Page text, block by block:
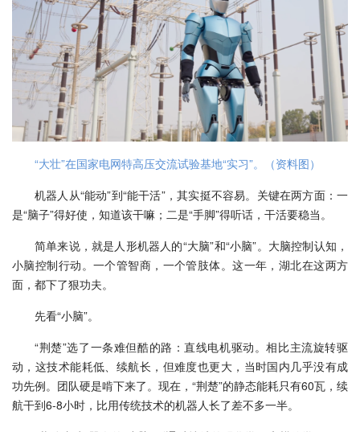
“大壮”在国家电网特高压交流试验基地“实习”。（资料图）
机器人从“能动”到“能干活”，其实挺不容易。关键在两方面：一
是“脑子”得好使，知道该干嘛；二是“手脚”得听话，干活要稳当。
简单来说，就是人形机器人的“大脑”和“小脑”。大脑控制认知，
小脑控制行动。一个管智商，一个管肢体。这一年，湖北在这两方
面，都下了狠功夫。
先看“小脑”。
“荆楚”选了一条难但酷的路：直线电机驱动。相比主流旋转驱
动，这技术能耗低、续航长，但难度也更大，当时国内几乎没有成
功先例。团队硬是啃下来了。现在，“荆楚”的静态能耗只有60瓦，续
航干到6-8小时，比用传统技术的机器人长了差不多一半。